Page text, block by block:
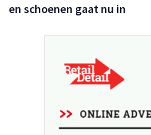
en schoenen gaat nu in